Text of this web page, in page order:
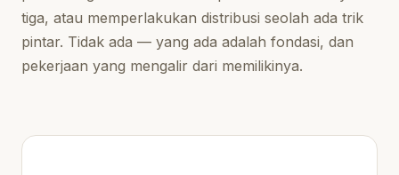
tiga, atau memperlakukan distribusi seolah ada trik
pintar. Tidak ada — yang ada adalah fondasi, dan
pekerjaan yang mengalir dari memilikinya.